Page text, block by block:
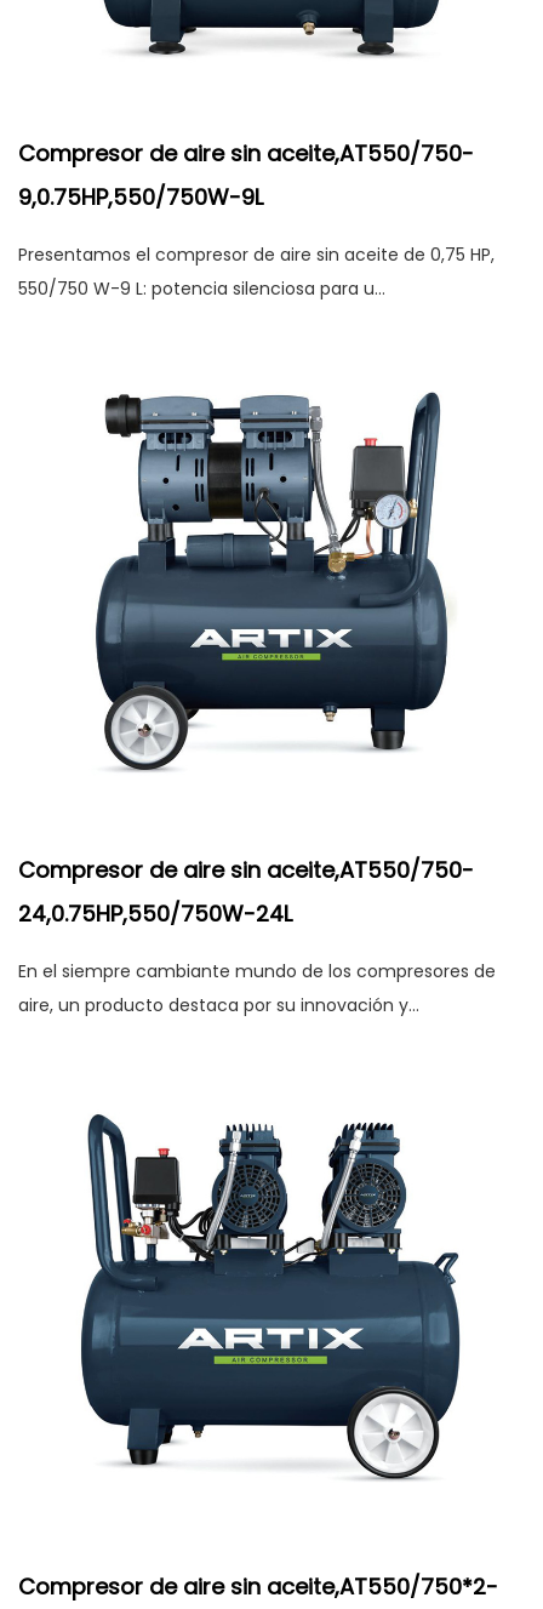
Compresor de aire sin aceite,AT550/750-
9,0.75HP,550/750W-9L
Presentamos el compresor de aire sin aceite de 0,75 HP,
550/750 W-9 L: potencia silenciosa para u...
Compresor de aire sin aceite,AT550/750-
24,0.75HP,550/750W-24L
En el siempre cambiante mundo de los compresores de
aire, un producto destaca por su innovación y...
Compresor de aire sin aceite,AT550/750*2-